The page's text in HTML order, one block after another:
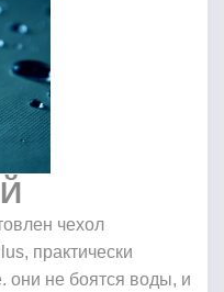
чехол
практически
они не боятся воды, и